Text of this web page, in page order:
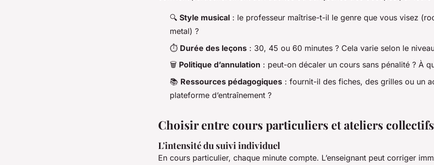
🔍 Style musical : le professeur maîtrise-t-il le genre que vous visez
metal) ?
⏱ Durée des leçons : 30, 45 ou 60 minutes ? Cela varie selon le
🗑 Politique d’annulation : peut-on décaler un cours sans pénalité ? À
📚 Ressources pédagogiques : fournit-il des fiches, des grilles ou un
plateforme d’entraînement ?
Choisir entre cours particuliers et ateliers collectifs
L'intensité du suivi individuel
En cours particulier, chaque minute compte. L’enseignant peut corriger